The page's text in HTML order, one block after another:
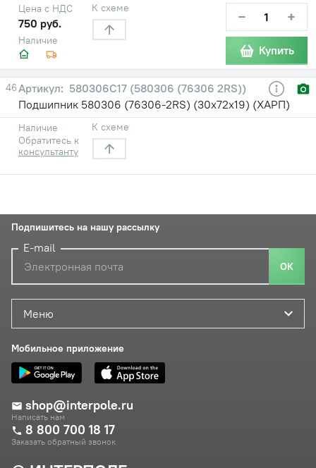
Наличие
Цена с НДС
750 руб.
К схеме − +
Купить
46
580306С17 (580306 (76306 2RS))
Подшипник 580306 (76306-2RS) (30х72х19) (ХАРП)
Наличие
Обратитесь к
консультанту
К схеме
Меню
Мобильное приложение
shop@interpole.ru
Написать нам
8 800 700 18 17
Заказать обратный звонок
Подпишитесь на нашу рассылку
E-mail
ОК